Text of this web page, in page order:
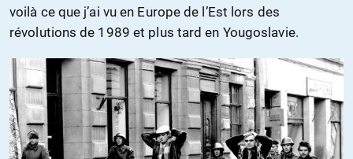
voilà ce que j’ai vu en Europe de l’Est lors des
révolutions de 1989 et plus tard en Yougoslavie.